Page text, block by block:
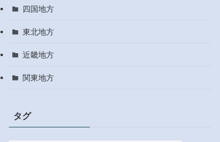
四国地方
東北地方
近畿地方
関東地方
タグ